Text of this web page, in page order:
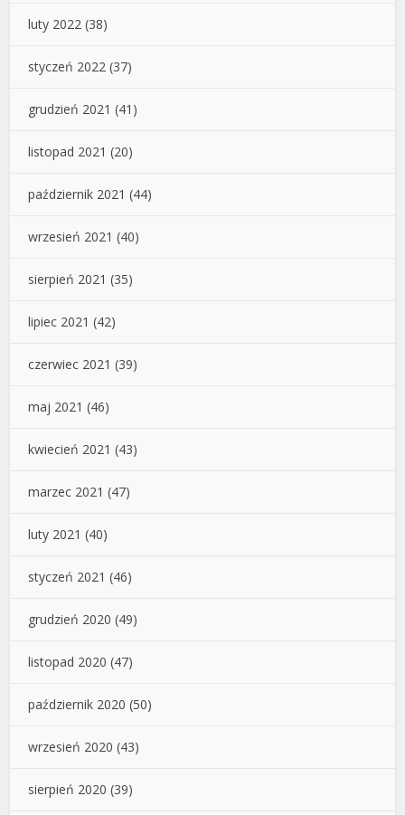
luty 2022 (38)
styczeń 2022 (37)
grudzień 2021 (41)
listopad 2021 (20)
październik 2021 (44)
wrzesień 2021 (40)
sierpień 2021 (35)
lipiec 2021 (42)
czerwiec 2021 (39)
maj 2021 (46)
kwiecień 2021 (43)
marzec 2021 (47)
luty 2021 (40)
styczeń 2021 (46)
grudzień 2020 (49)
listopad 2020 (47)
październik 2020 (50)
wrzesień 2020 (43)
sierpień 2020 (39)